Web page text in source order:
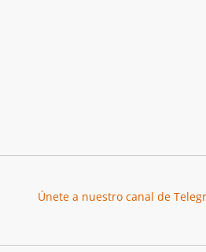
Únete a nuestro canal de